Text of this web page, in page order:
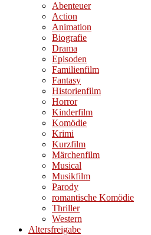
Abenteuer
Action
Animation
Biografie
Drama
Episoden
Familienfilm
Fantasy
Historienfilm
Horror
Kinderfilm
Komödie
Krimi
Kurzfilm
Märchenfilm
Musical
Musikfilm
Parody
romantische Komödie
Thriller
Western
Altersfreigabe